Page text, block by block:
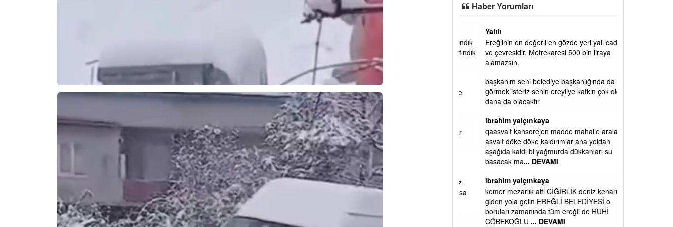
Haber Yorumları
Mustafa Ozturk
İç fındığın fiyatı bu gün 1600 TL Kabuklu fındık
bu fiyatın dörtte biri yani 400 TL olmalı. iç fındık
dört katına satılıyor. iç f... DEVAMI
ibrahim yalçınkaya
POSBIYIK nerelerde ya kaç aydır vekaletle
belediye yönetilirmi hayretdebişey
Kadir inanc
Ekmek yediğiniz yere veda edersiniz gurur
tablosu yaparsınız değişik bu kişilikler ya
Muhammed
Valla tren kactj gitti.Uysali devirmwk icin
elinizden ne geliyosa Chp ile kendi partiniz
aleyhine calistiniz.Becerdinizde Adami alasa
Ereğlinin en değerli en gözde yeri yalı caddesi
ve çevresidir. Metrekaresi 500 bin liraya
alamazsın.
başkanım seni belediye başkanlığında da
görmek isteriz senin ereyliye katkın çok oldu
daha da olacaktır
ibrahim yalçınkaya
qaasvalt kansorejen madde mahalle aralarında
asvalt döke döke kaldırımlar ana yoldan
aşağıda kaldı bi yağmurda dükkanları su
basacak ma... DEVAMI
ibrahim yalçınkaya
kemer mezarlık altı CİĞİRLİK deniz kenarına
giden yola gelin EREĞLİ BELEDİYESİ o
boruları zamanında tüm ereğli de RUHİ
CÖBEKOĞLU... DEVAMI